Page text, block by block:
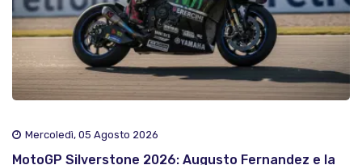
Mercoledì, 05 Agosto 2026
MotoGP Silverstone 2026: Augusto Fernandez e la